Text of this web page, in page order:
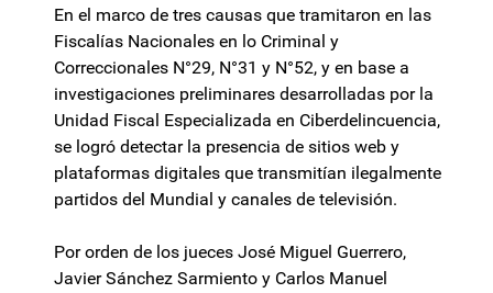
En el marco de tres causas que tramitaron en las
Fiscalías Nacionales en lo Criminal y
Correccionales N°29, N°31 y N°52, y en base a
investigaciones preliminares desarrolladas por la
Unidad Fiscal Especializada en Ciberdelincuencia,
se logró detectar la presencia de sitios web y
plataformas digitales que transmitían ilegalmente
partidos del Mundial y canales de televisión.
Por orden de los jueces José Miguel Guerrero,
Javier Sánchez Sarmiento y Carlos Manuel